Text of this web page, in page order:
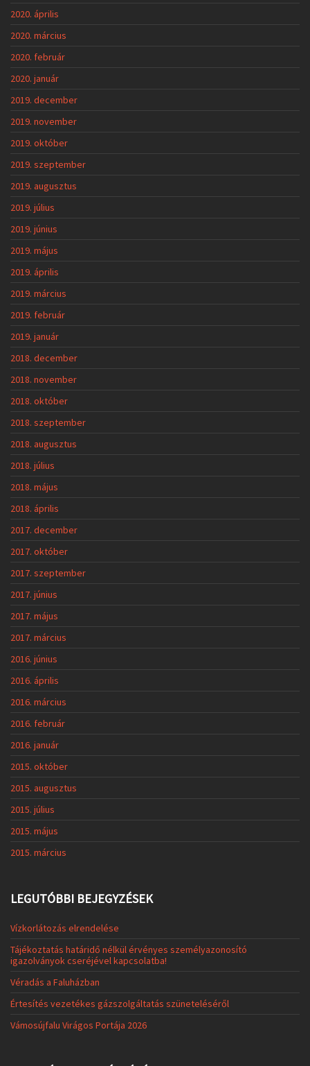
2020. április
2020. március
2020. február
2020. január
2019. december
2019. november
2019. október
2019. szeptember
2019. augusztus
2019. július
2019. június
2019. május
2019. április
2019. március
2019. február
2019. január
2018. december
2018. november
2018. október
2018. szeptember
2018. augusztus
2018. július
2018. május
2018. április
2017. december
2017. október
2017. szeptember
2017. június
2017. május
2017. március
2016. június
2016. április
2016. március
2016. február
2016. január
2015. október
2015. augusztus
2015. július
2015. május
2015. március
LEGUTÓBBI BEJEGYZÉSEK
Vízkorlátozás elrendelése
Tájékoztatás határidő nélkül érvényes személyazonosító
igazolványok cseréjével kapcsolatba!
Véradás a Faluházban
Értesítés vezetékes gázszolgáltatás szüneteléséről
Vámosújfalu Virágos Portája 2026